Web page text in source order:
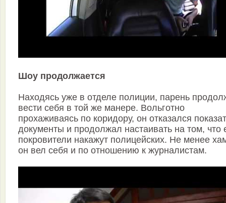
Шоу продолжается
Находясь уже в отделе полиции, парень
вести себя в той же манере. Вольготно
прохаживаясь по коридору, он отказался
документы и продолжал настаивать на том, что
покровители накажут полицейских. Не менее
он вел себя и по отношению к журналистам.